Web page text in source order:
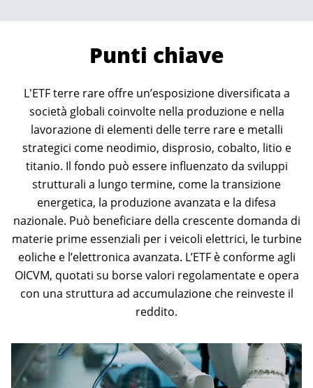
Punti chiave
L'ETF terre rare offre un’esposizione diversificata a
società globali coinvolte nella produzione e nella
lavorazione di elementi delle terre rare e metalli
strategici come neodimio, disprosio, cobalto, litio e
titanio. Il fondo può essere influenzato da sviluppi
strutturali a lungo termine, come la transizione
energetica, la produzione avanzata e la difesa
nazionale. Può beneficiare della crescente domanda di
materie prime essenziali per i veicoli elettrici, le turbine
eoliche e l’elettronica avanzata. L’ETF è conforme agli
OICVM, quotati su borse valori regolamentate e opera
con una struttura ad accumulazione che reinveste il
reddito.